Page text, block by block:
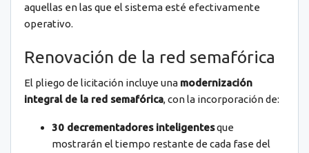
aquellas en las que el sistema esté efectivamente
operativo.
Renovación de la red semafórica
El pliego de licitación incluye una modernización
integral de la red semafórica, con la incorporación de:
30 decrementadores inteligentesque
mostrarán el tiempo restante de cada fase del